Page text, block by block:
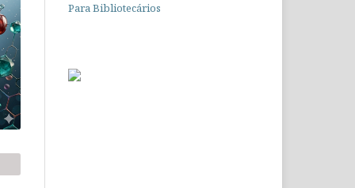
Para Bibliotecários